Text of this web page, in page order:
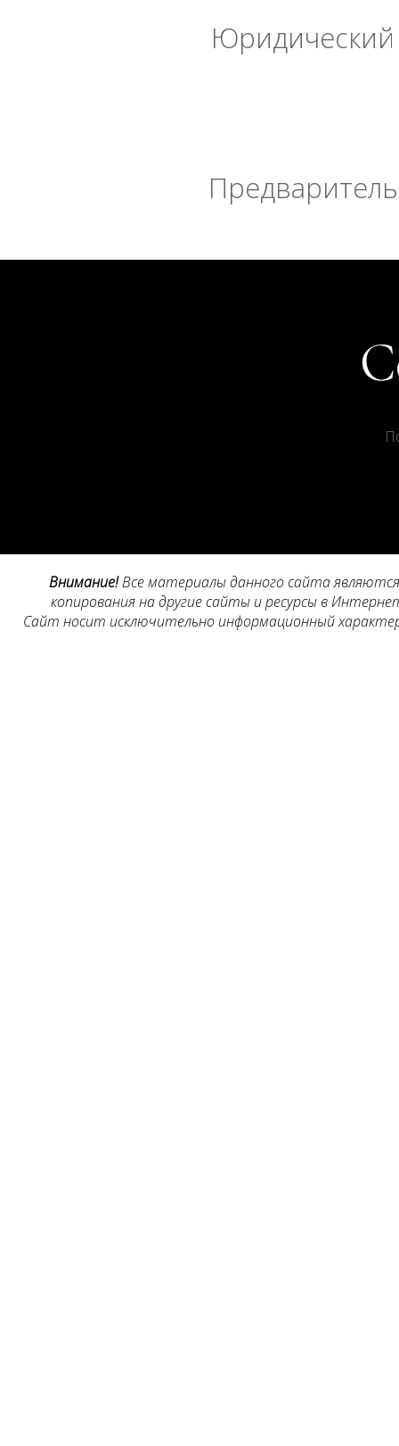
Внимание!Все материалы данного сайта
копирования на другие сайты и ресурсы в
Сайт носит исключительно информационный